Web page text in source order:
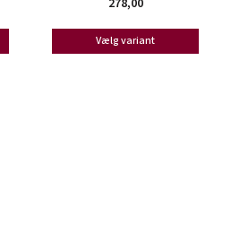
278,00
Vælg variant